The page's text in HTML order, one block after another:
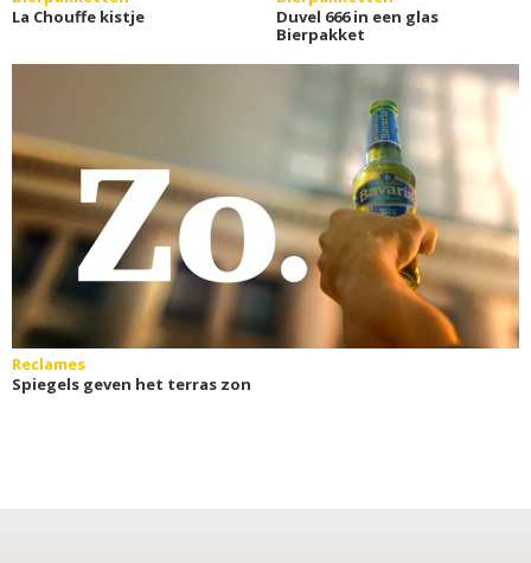
La Chouffe kistje
Duvel 666 in een glas
Bierpakket
Reclames
Spiegels geven het terras zon